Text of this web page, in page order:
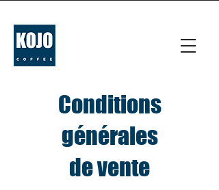
Conditions
générales
de vente